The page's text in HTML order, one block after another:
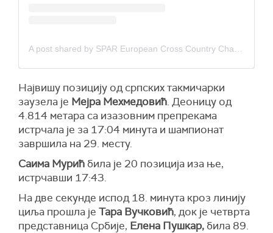
Највишу позицију од српских такмичарки
заузела је Мејра Мехмедовић. Деоницу од
4.814 метара са изазовним препрекама
истрчала је за 17:04 минута и шампионат
завршила на 29. месту.
Саима Мурић била је 20 позиција иза ње,
истрчавши 17:43.
На две секунде испод 18. минута кроз линију
циља прошла је Тара Вучковић, док је четврта
представница Србије, Елена Пушкар, била 89.